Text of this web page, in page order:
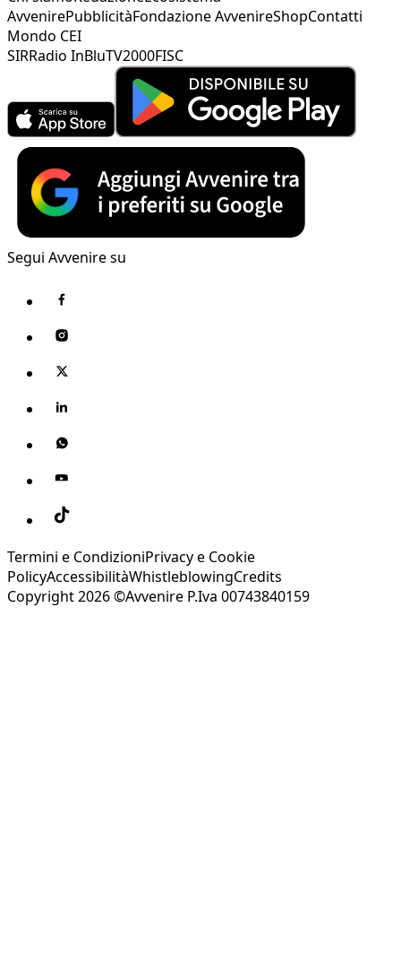
AvvenirePubblicitàFondazione AvvenireShopContatti
Mondo CEI
SIRRadio InBluTV2000FISC
Segui Avvenire su
Termini e CondizioniPrivacy e Cookie
PolicyAccessibilitàWhistleblowingCredits
Copyright 2026 ©Avvenire P.Iva 00743840159